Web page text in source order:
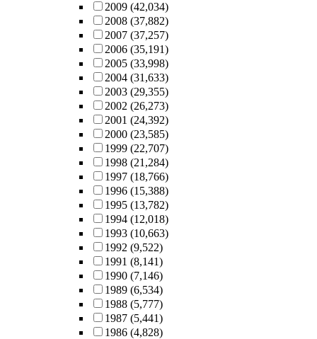
2009 (42,034)
2008 (37,882)
2007 (37,257)
2006 (35,191)
2005 (33,998)
2004 (31,633)
2003 (29,355)
2002 (26,273)
2001 (24,392)
2000 (23,585)
1999 (22,707)
1998 (21,284)
1997 (18,766)
1996 (15,388)
1995 (13,782)
1994 (12,018)
1993 (10,663)
1992 (9,522)
1991 (8,141)
1990 (7,146)
1989 (6,534)
1988 (5,777)
1987 (5,441)
1986 (4,828)